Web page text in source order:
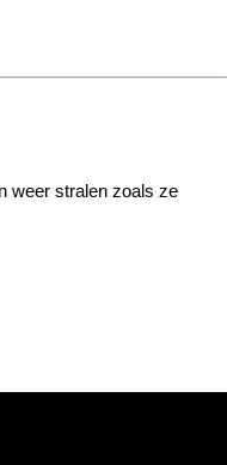
weer stralen zoals ze